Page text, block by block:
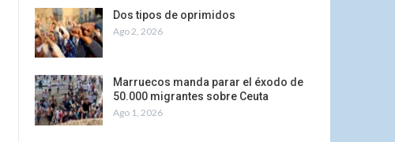
Dos tipos de oprimidos
Ago 2, 2026
Marruecos manda parar el éxodo de
50.000 migrantes sobre Ceuta
Ago 1, 2026